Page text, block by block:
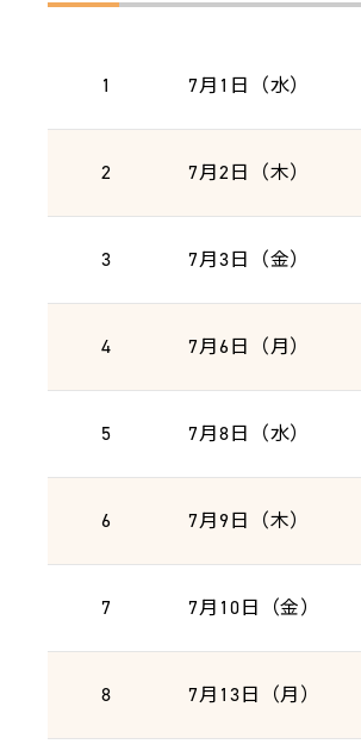
1 7月1日（水）
2 7月2日（木）
3 7月3日（金）
4 7月6日（月）
5 7月8日（水）
6 7月9日（木）
7 7月10日（金）
8 7月13日（月）